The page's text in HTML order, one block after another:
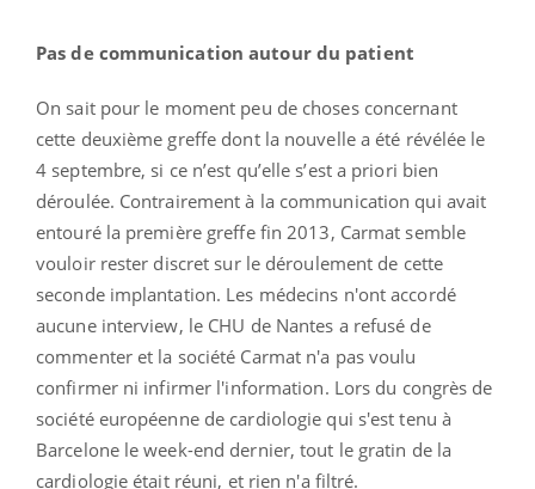
Pas de communication autour du patient
On sait pour le moment peu de choses concernant
cette deuxième greffe dont la nouvelle a été révélée le
4 septembre, si ce n’est qu’elle s’est a priori bien
déroulée. Contrairement à la communication qui avait
entouré la première greffe fin 2013, Carmat semble
vouloir rester discret sur le déroulement de cette
seconde implantation. Les médecins n'ont accordé
aucune interview, le CHU de Nantes a refusé de
commenter et la société Carmat n'a pas voulu
confirmer ni infirmer l'information. Lors du congrès de
société européenne de cardiologie qui s'est tenu à
Barcelone le week-end dernier, tout le gratin de la
cardiologie était réuni, et rien n'a filtré.